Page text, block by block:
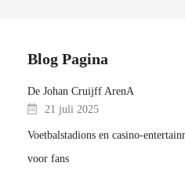
Blog Pagina
De Johan Cruijff ArenA
21 juli 2025
Voetbalstadions en casino-
voor fans